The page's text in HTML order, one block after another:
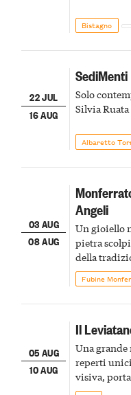
Bistagno
22 JUL
16 AUG
SediMenti
Solo
Silvia Ruata
Albaretto
03 AUG
08 AUG
Angeli
Un gioiello
pietra
della
Fubine
05 AUG
10 AUG
Il
Una grande
reperti
visiva,
della scena